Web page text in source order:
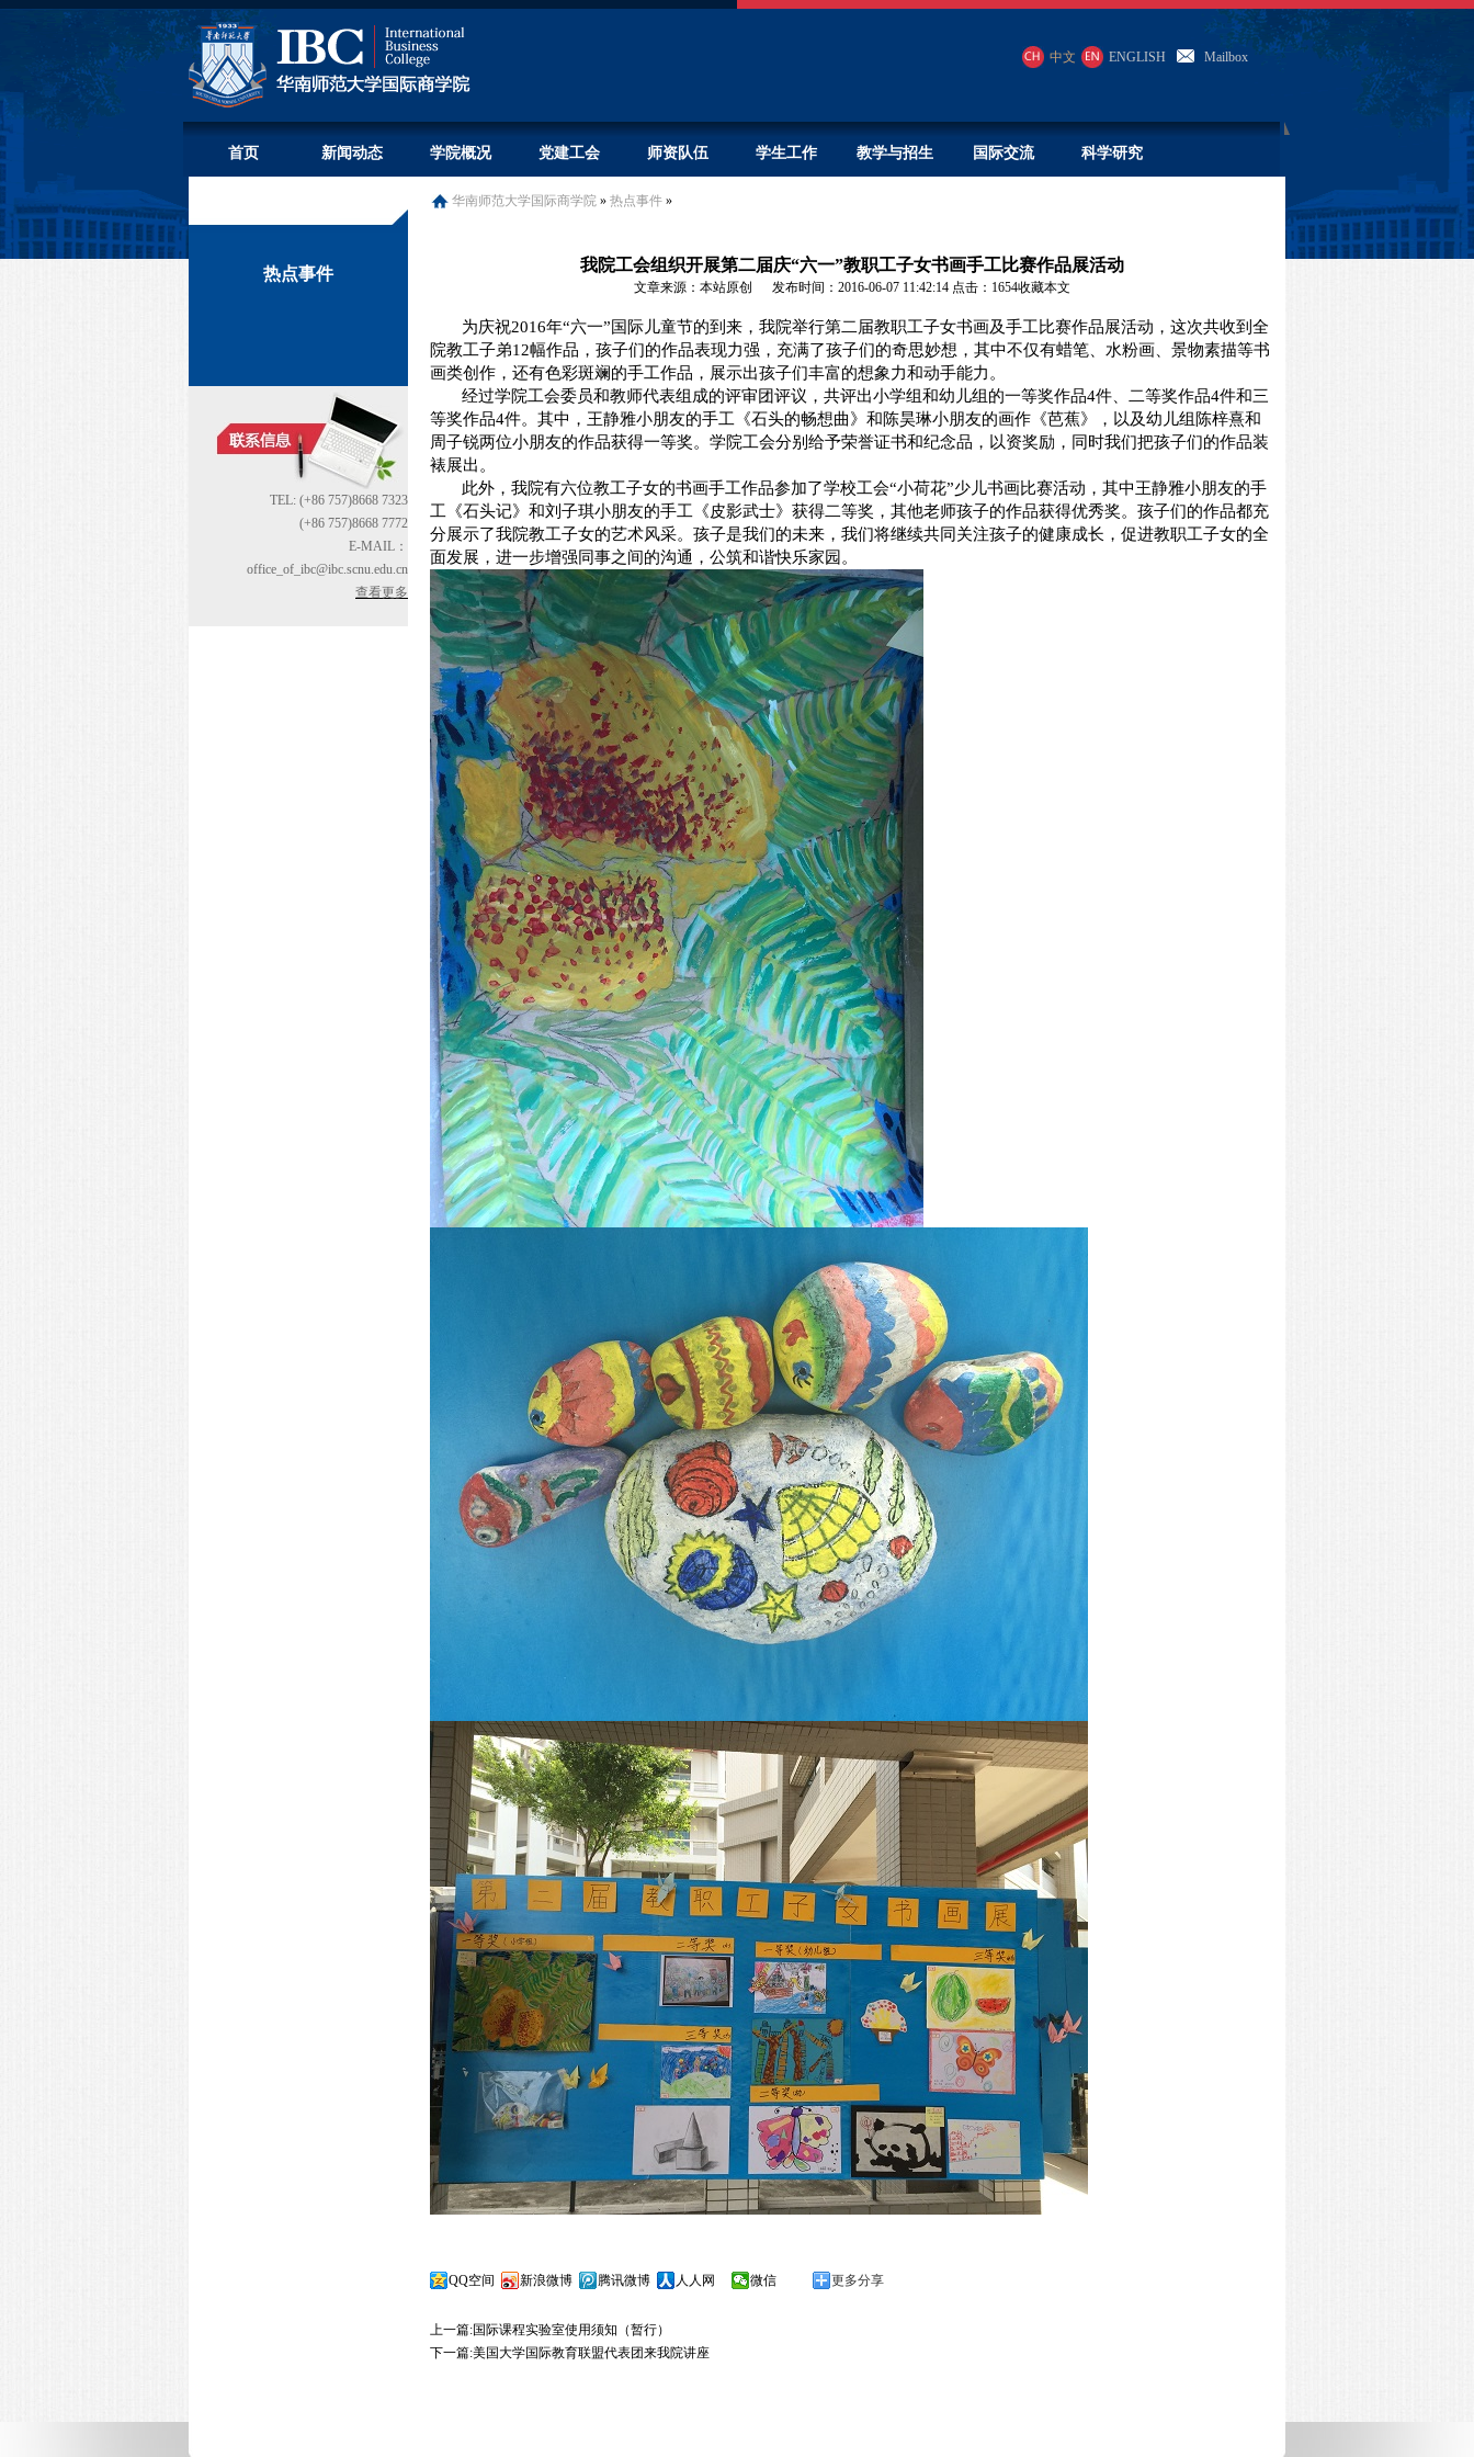
中文 ENGLISH Mailbox
首页 新闻动态 学院概况 党建工会 师资队伍 学生工作 教学与招生 国际交流 科学研究
热点事件
TEL: (+86 757)8668 7323
(+86 757)8668 7772
E-MAIL：
office_of_ibc@ibc.scnu.edu.cn
查看更多
华南师范大学国际商学院 » 热点事件 »
我院工会组织开展第二届庆“六一”教职工子女书画手工比赛作品展活动
文章来源：本站原创 发布时间：2016-06-07 11:42:14 点击： 1654收藏本文
为庆祝2016年“六一”国际儿童节的到来，我院举行第二届教职工子女书画及手工比赛作品展活动，这次共收到全
院教工子弟12幅作品，孩子们的作品表现力强，充满了孩子们的奇思妙想，其中不仅有蜡笔、水粉画、景物素描等书
画类创作，还有色彩斑斓的手工作品，展示出孩子们丰富的想象力和动手能力。
经过学院工会委员和教师代表组成的评审团评议，共评出小学组和幼儿组的一等奖作品4件、二等奖作品4件和三
等奖作品4件。其中，王静雅小朋友的手工《石头的畅想曲》和陈昊琳小朋友的画作《芭蕉》，以及幼儿组陈梓熹和
周子锐两位小朋友的作品获得一等奖。学院工会分别给予荣誉证书和纪念品，以资奖励，同时我们把孩子们的作品装
裱展出。
此外，我院有六位教工子女的书画手工作品参加了学校工会“小荷花”少儿书画比赛活动，其中王静雅小朋友的手
工《石头记》和刘子琪小朋友的手工《皮影武士》获得二等奖，其他老师孩子的作品获得优秀奖。孩子们的作品都充
分展示了我院教工子女的艺术风采。孩子是我们的未来，我们将继续共同关注孩子的健康成长，促进教职工子女的全
面发展，进一步增强同事之间的沟通，公筑和谐快乐家园。
QQ空间 新浪微博 腾讯微博 人人网 微信 更多分享
上一篇:国际课程实验室使用须知（暂行）
下一篇:美国大学国际教育联盟代表团来我院讲座